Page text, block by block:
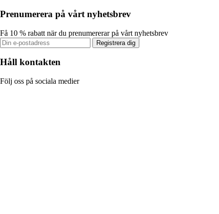
Prenumerera på vårt nyhetsbrev
Få 10 % rabatt när du prenumererar på vårt nyhetsbrev
Registrera dig
Håll kontakten
Följ oss på sociala medier